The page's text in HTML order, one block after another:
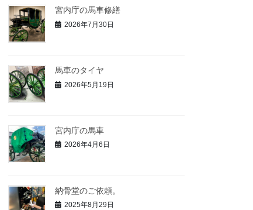
宮内庁の馬車修繕
2026年7月30日
馬車のタイヤ
2026年5月19日
宮内庁の馬車
2026年4月6日
納骨堂のご依頼。
2025年8月29日